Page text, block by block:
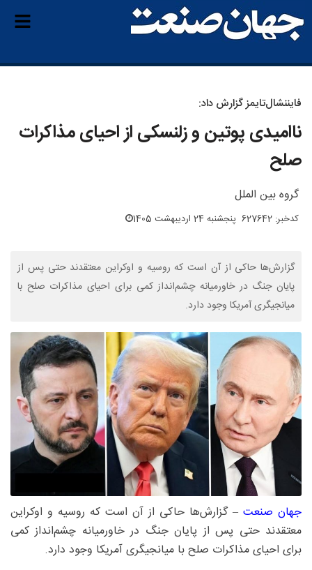
فایننشال‌تایمز گزارش داد:
ناامیدی پوتین و زلنسکی از احیای مذاکرات
صلح
گروه بین الملل
کدخبر: 627642 پنجشنبه 24 اردیبهشت 1405
گزارش‌ها حاکی از آن است که روسیه و اوکراین معتقدند حتی پس از
پایان جنگ در خاورمیانه چشم‌انداز کمی برای احیای مذاکرات صلح با
میانجیگری آمریکا وجود دارد.
جهان صنعت – گزارش‌ها حاکی از آن است که روسیه و اوکراین
معتقدند حتی پس از پایان جنگ در خاورمیانه چشم‌انداز کمی
برای احیای مذاکرات صلح با میانجیگری آمریکا وجود دارد.